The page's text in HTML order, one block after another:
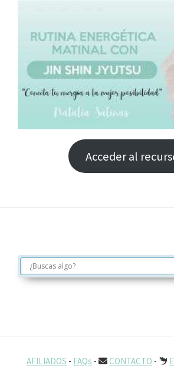
Acceder al
Footer
AFILIADOS - FAQs - CONTACTO -